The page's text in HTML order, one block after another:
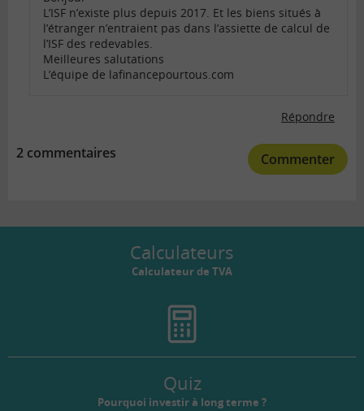
L’ISF n’existe plus depuis 2017. Et les biens situés à
l’étranger n’entraient pas dans l’assiette de calcul de
l’ISF des redevables.
Meilleures salutations
L’équipe de lafinancepourtous.com
Répondre
2 commentaires Commenter
Calculateurs
Calculateur de TVA
Quiz
Pourquoi investir à long terme ?